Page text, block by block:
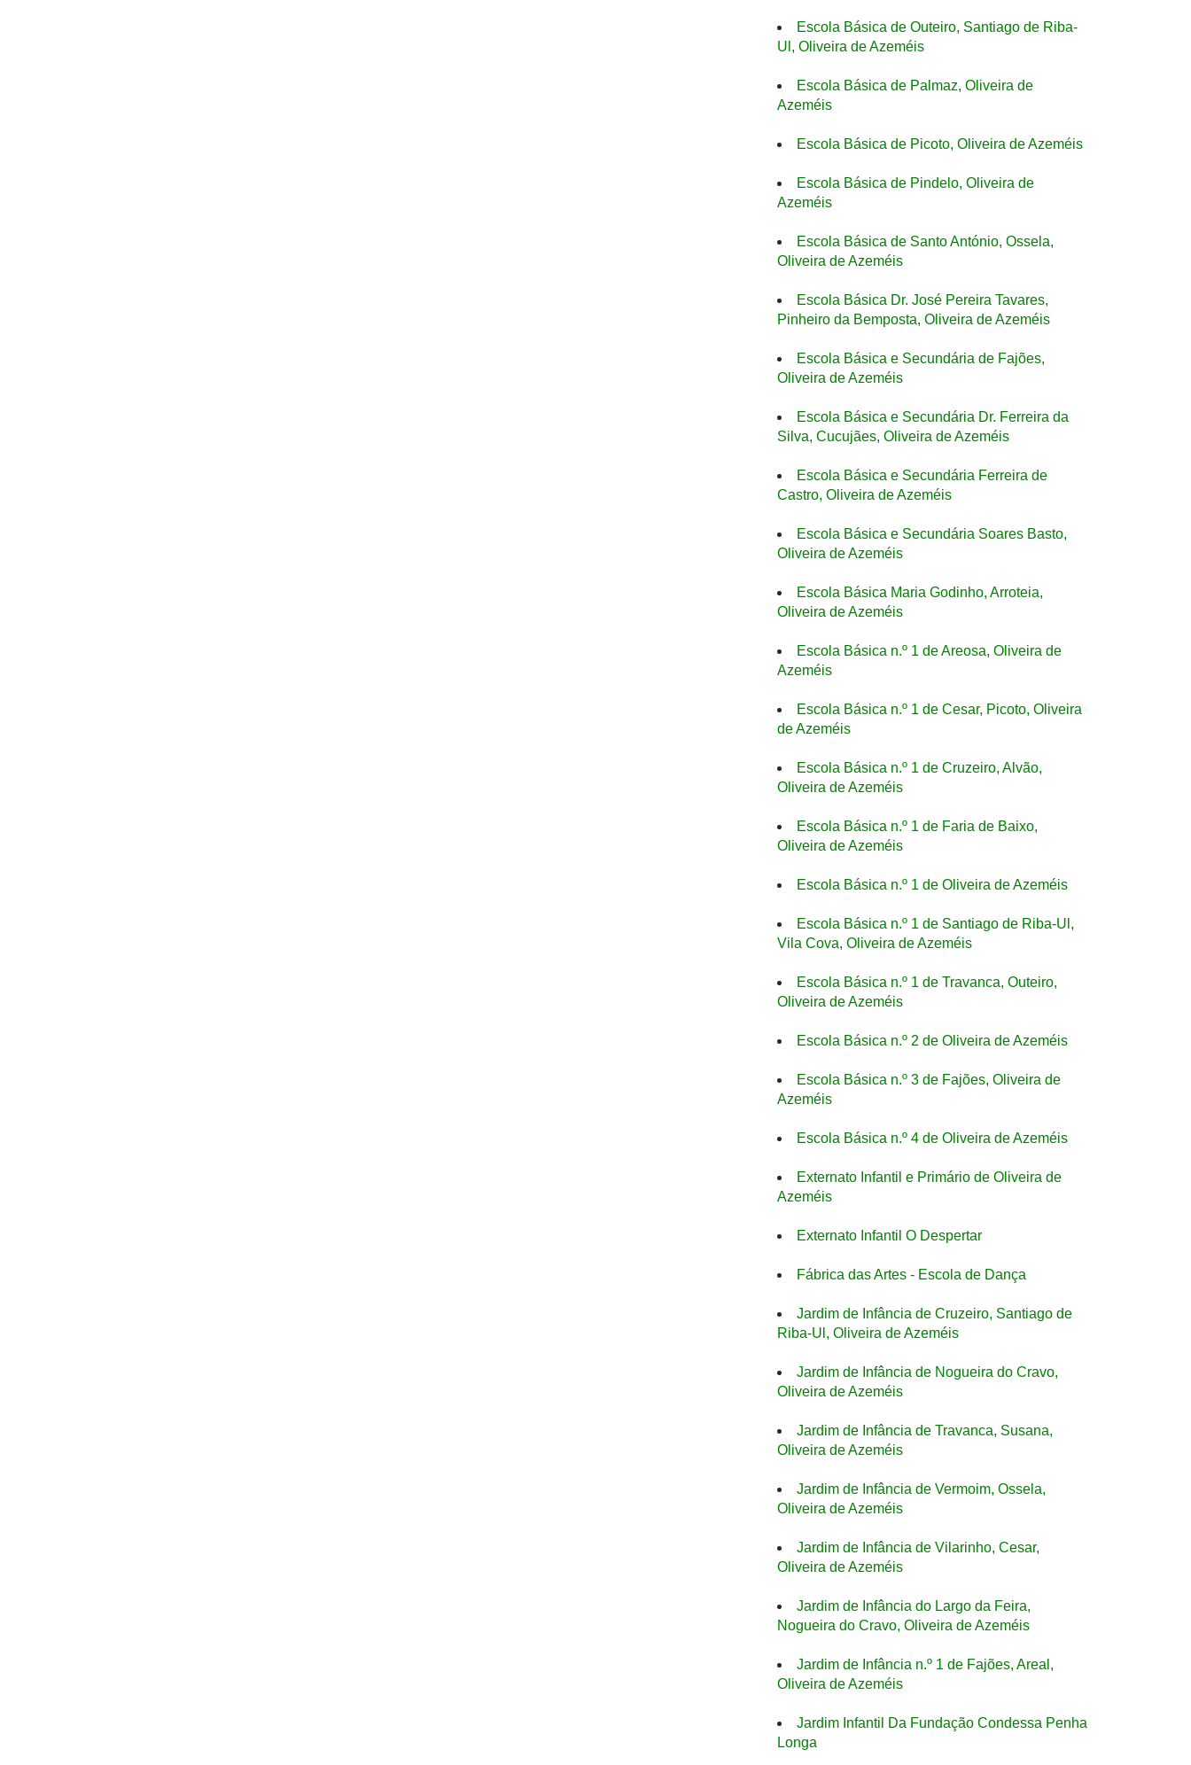
Escola Básica de Outeiro, Santiago de Riba-
Ul, Oliveira de Azeméis
Escola Básica de Palmaz, Oliveira de
Azeméis
Escola Básica de Picoto, Oliveira de Azeméis
Escola Básica de Pindelo, Oliveira de
Azeméis
Escola Básica de Santo António, Ossela,
Oliveira de Azeméis
Escola Básica Dr. José Pereira Tavares,
Pinheiro da Bemposta, Oliveira de Azeméis
Escola Básica e Secundária de Fajões,
Oliveira de Azeméis
Escola Básica e Secundária Dr. Ferreira da
Silva, Cucujães, Oliveira de Azeméis
Escola Básica e Secundária Ferreira de
Castro, Oliveira de Azeméis
Escola Básica e Secundária Soares Basto,
Oliveira de Azeméis
Escola Básica Maria Godinho, Arroteia,
Oliveira de Azeméis
Escola Básica n.º 1 de Areosa, Oliveira de
Azeméis
Escola Básica n.º 1 de Cesar, Picoto, Oliveira
de Azeméis
Escola Básica n.º 1 de Cruzeiro, Alvão,
Oliveira de Azeméis
Escola Básica n.º 1 de Faria de Baixo,
Oliveira de Azeméis
Escola Básica n.º 1 de Oliveira de Azeméis
Escola Básica n.º 1 de Santiago de Riba-Ul,
Vila Cova, Oliveira de Azeméis
Escola Básica n.º 1 de Travanca, Outeiro,
Oliveira de Azeméis
Escola Básica n.º 2 de Oliveira de Azeméis
Escola Básica n.º 3 de Fajões, Oliveira de
Azeméis
Escola Básica n.º 4 de Oliveira de Azeméis
Externato Infantil e Primário de Oliveira de
Azeméis
Externato Infantil O Despertar
Fábrica das Artes - Escola de Dança
Jardim de Infância de Cruzeiro, Santiago de
Riba-Ul, Oliveira de Azeméis
Jardim de Infância de Nogueira do Cravo,
Oliveira de Azeméis
Jardim de Infância de Travanca, Susana,
Oliveira de Azeméis
Jardim de Infância de Vermoim, Ossela,
Oliveira de Azeméis
Jardim de Infância de Vilarinho, Cesar,
Oliveira de Azeméis
Jardim de Infância do Largo da Feira,
Nogueira do Cravo, Oliveira de Azeméis
Jardim de Infância n.º 1 de Fajões, Areal,
Oliveira de Azeméis
Jardim Infantil Da Fundação Condessa Penha
Longa